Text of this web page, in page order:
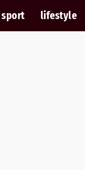
sport lifestyle